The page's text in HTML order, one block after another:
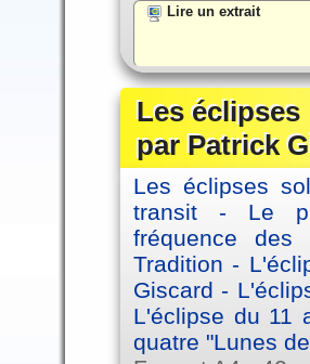
Lire un extrait
Les éclipses
par Patrick
Les éclipses
transit - Le
fréquence
Tradition -
Giscard -
L'éclipse du 11
quatre "Lunes